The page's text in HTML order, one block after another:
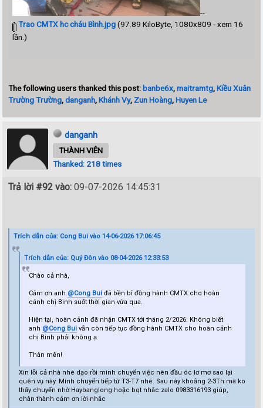
--
Trao CMTX hc cháu Bình.jpg(97.89 KiloByte, 1080x809 - xem 16
lần.)
The following users thanked this post: banbe6x,maitramtg,Kiều Xuân
Trường Trường,danganh,Khánh Vy, Zun Hoàng,Huyen Le
danganh
THÀNH VIÊN
Thanked: 218 times
Trả lời #92 vào: 09-07-2026 14:45:31
Trích dẫn của: Cong Bui vào 14-06-2026 17:06:45
Trích dẫn của: Quý Đôn vào 08-04-2026 12:33:53
Chào cả nhà,
Cảm ơn anh @Cong Bui đã bền bỉ đồng hành CMTX cho hoàn
cảnh chị Binh suốt thời gian vừa qua.
Hiện tại, hoàn cảnh đã nhận CMTX tới tháng 2/2026. Không biết
anh @Cong Bui vẫn còn tiếp tục đồng hành CMTX cho hoàn cảnh
chị Binh phải không ạ.
Thân mến!
Xin lỗi cả nhà nhé dạo rồi mình chuyển việc nên đầu óc lơ mơ sao lại
quên vụ này. Mình chuyển tiếp từ T3-T7 nhé. Sau này khoảng 2-3Th mà ko
thấy chuyển nhờ Haybanglong hoặc bqt nhắc zalo 0983316193 giúp,
chân thành cảm ơn lời nhắc